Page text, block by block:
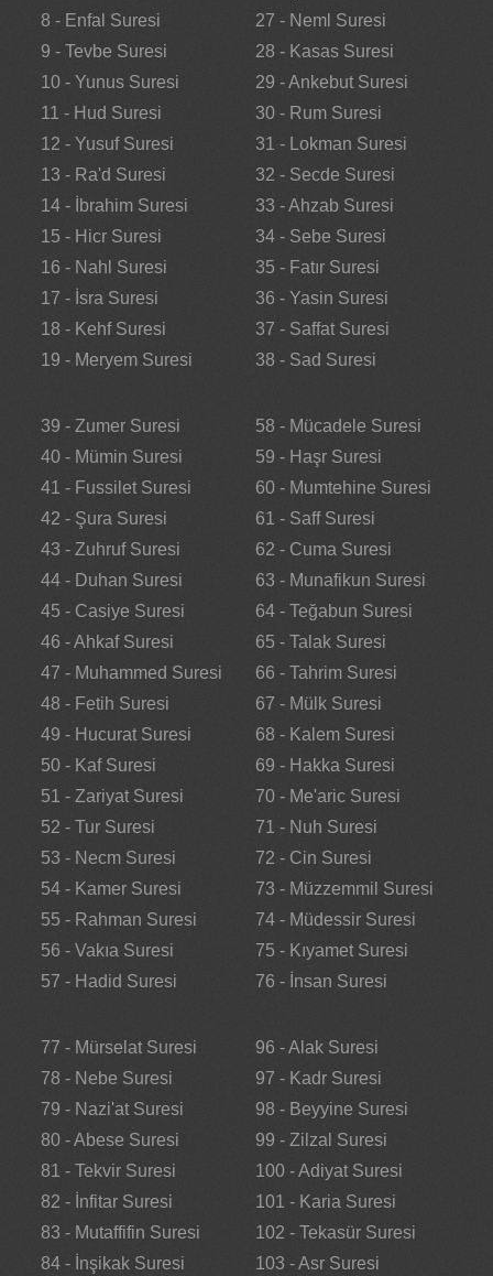
8 - Enfal Suresi
9 - Tevbe Suresi
10 - Yunus Suresi
11 - Hud Suresi
12 - Yusuf Suresi
13 - Ra'd Suresi
14 - İbrahim Suresi
15 - Hicr Suresi
16 - Nahl Suresi
17 - İsra Suresi
18 - Kehf Suresi
19 - Meryem Suresi
27 - Neml Suresi
28 - Kasas Suresi
29 - Ankebut Suresi
30 - Rum Suresi
31 - Lokman Suresi
32 - Secde Suresi
33 - Ahzab Suresi
34 - Sebe Suresi
35 - Fatır Suresi
36 - Yasin Suresi
37 - Saffat Suresi
38 - Sad Suresi
39 - Zumer Suresi
40 - Mümin Suresi
41 - Fussilet Suresi
42 - Şura Suresi
43 - Zuhruf Suresi
44 - Duhan Suresi
45 - Casiye Suresi
46 - Ahkaf Suresi
47 - Muhammed Suresi
48 - Fetih Suresi
49 - Hucurat Suresi
50 - Kaf Suresi
51 - Zariyat Suresi
52 - Tur Suresi
53 - Necm Suresi
54 - Kamer Suresi
55 - Rahman Suresi
56 - Vakıa Suresi
57 - Hadid Suresi
58 - Mücadele Suresi
59 - Haşr Suresi
60 - Mumtehine Suresi
61 - Saff Suresi
62 - Cuma Suresi
63 - Munafikun Suresi
64 - Teğabun Suresi
65 - Talak Suresi
66 - Tahrim Suresi
67 - Mülk Suresi
68 - Kalem Suresi
69 - Hakka Suresi
70 - Me'aric Suresi
71 - Nuh Suresi
72 - Cin Suresi
73 - Müzzemmil Suresi
74 - Müdessir Suresi
75 - Kıyamet Suresi
76 - İnsan Suresi
77 - Mürselat Suresi
78 - Nebe Suresi
79 - Nazi'at Suresi
80 - Abese Suresi
81 - Tekvir Suresi
82 - İnfitar Suresi
83 - Mutaffifin Suresi
84 - İnşikak Suresi
96 - Alak Suresi
97 - Kadr Suresi
98 - Beyyine Suresi
99 - Zilzal Suresi
100 - Adiyat Suresi
101 - Karia Suresi
102 - Tekasür Suresi
103 - Asr Suresi